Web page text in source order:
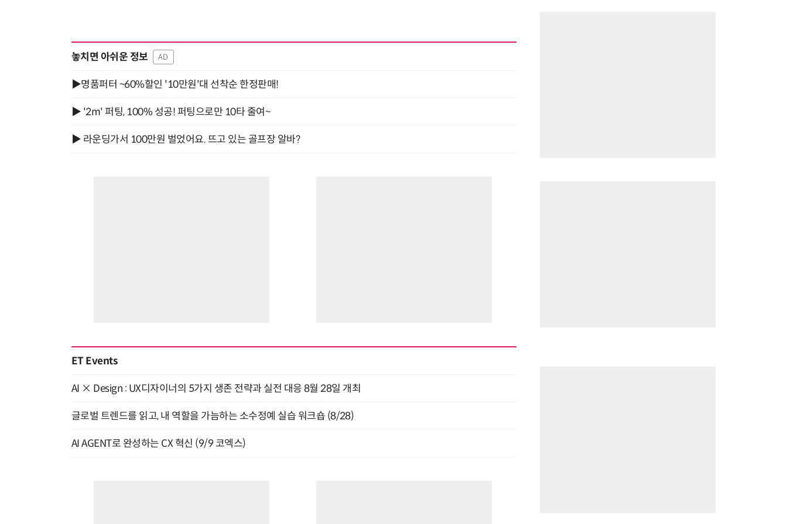
놓치면 아쉬운 정보 AD
▶명품퍼터 ~60%할인 '10만원'대 선착순 한정판매!
▶ '2m' 퍼팅, 100% 성공! 퍼팅으로만 10타 줄여~
▶ 라운딩가서 100만원 벌었어요. 뜨고 있는 골프장 알바?
ET Events
AI × Design : UX디자이너의 5가지 생존 전략과 실전 대응 8월 28일 개최
글로벌 트렌드를 읽고, 내 역할을 가늠하는 소수정예 실습 워크숍 (8/28)
AI AGENT로 완성하는 CX 혁신 (9/9 코엑스)